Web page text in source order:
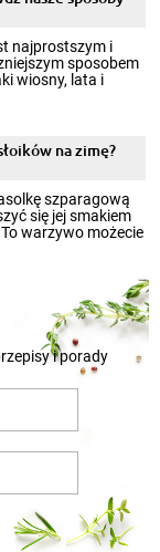
najprostszym i
sposobem
wiosny, lata i
oko w sezonie
ze
świeżość
na zimę?
szparagową
się jej smakiem
warzywo możecie
i porady